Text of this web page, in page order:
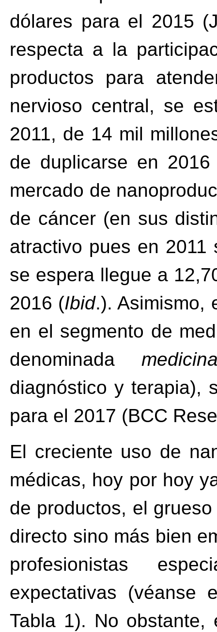
dólares para el 2015
respecta a la
productos para
nervioso central, se
2011, de 14 mil
de duplicarse en
mercado de
de cáncer (en sus
atractivo pues en
se espera llegue a
2016 (Ibid.). Asimismo,
en el segmento de
denominada
diagnóstico y terapia),
para el 2017 (BCC
El creciente uso de
médicas, hoy por hoy
de productos, el
directo sino más bien
profesionistas
expectativas (véanse
Tabla 1). No obstante,